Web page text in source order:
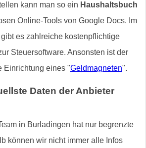
kann man so ein Haushaltsbuch
Online-Tools von Google Docs. Im
es zahlreiche kostenpflichtige
Steuersoftware. Ansonsten ist der
Einrichtung eines "Geldmagneten".
Daten der Anbieter
in Burladingen hat nur begrenzte
können wir nicht immer alle Infos